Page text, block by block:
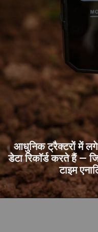
आधुनिक ट्रैक्टरों में
डेटा रिकॉर्ड करते हैं —
टाइम